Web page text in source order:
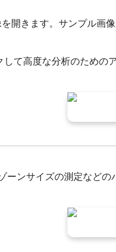
開きます。サンプル画
て高度な分析のための
ーンサイズの測定などの